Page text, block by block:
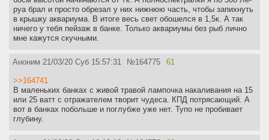
руа брал и просто обрезал у них нижнюю часть, чтобы запихнуть
в крышку аквариума. В итоге весь свет обошелся в 1,5к. А так
ничего у тебя пейзаж в банке. Только аквариумы без рыб лично
мне кажутся скучными.
Аноним 21/03/20 Суб 15:57:31 №164775 61
>>164741
В маленьких банках с живой травой лампочка накаливания на 15
или 25 ватт с отражателем творит чудеса. КПД потрясающий. А
вот в банках побольше и поглубже уже нет. Тупо не пробивает
глубину.